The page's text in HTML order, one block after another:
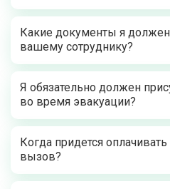
Какие документы я
вашему сотруднику?
Я обязательно должен
во время эвакуации?
Когда придется
вызов?